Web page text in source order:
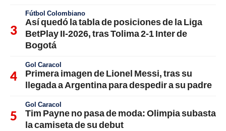
Fútbol Colombiano
Así quedó la tabla de posiciones de la Liga
BetPlay II-2026, tras Tolima 2-1 Inter de
Bogotá
Gol Caracol
Primera imagen de Lionel Messi, tras su
llegada a Argentina para despedir a su padre
Gol Caracol
Tim Payne no pasa de moda: Olimpia subasta
la camiseta de su debut